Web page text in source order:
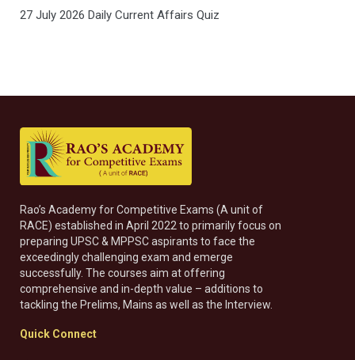
27 July 2026 Daily Current Affairs Quiz
Rao’s Academy for Competitive Exams (A unit of
RACE) established in April 2022 to primarily focus on
preparing UPSC & MPPSC aspirants to face the
exceedingly challenging exam and emerge
successfully. The courses aim at offering
comprehensive and in-depth value – additions to
tackling the Prelims, Mains as well as the Interview.
Quick Connect